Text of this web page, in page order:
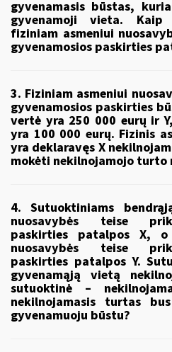
gyvenamasis būstas,
gyvenamoji vieta. Kaip
fiziniam asmeniui
gyvenamosios paskirties
3. Fiziniam asmeniui
gyvenamosios paskirties
vertė yra 250 000 eurų ir
yra 100 000 eurų. Fizinis
yra deklaravęs X
mokėti nekilnojamojo turto
4. Sutuoktiniams
nuosavybės teise
paskirties patalpos X, o
nuosavybės teise
paskirties patalpos Y.
gyvenamąją vietą
sutuoktinė –
nekilnojamasis turtas
gyvenamuoju būstu?